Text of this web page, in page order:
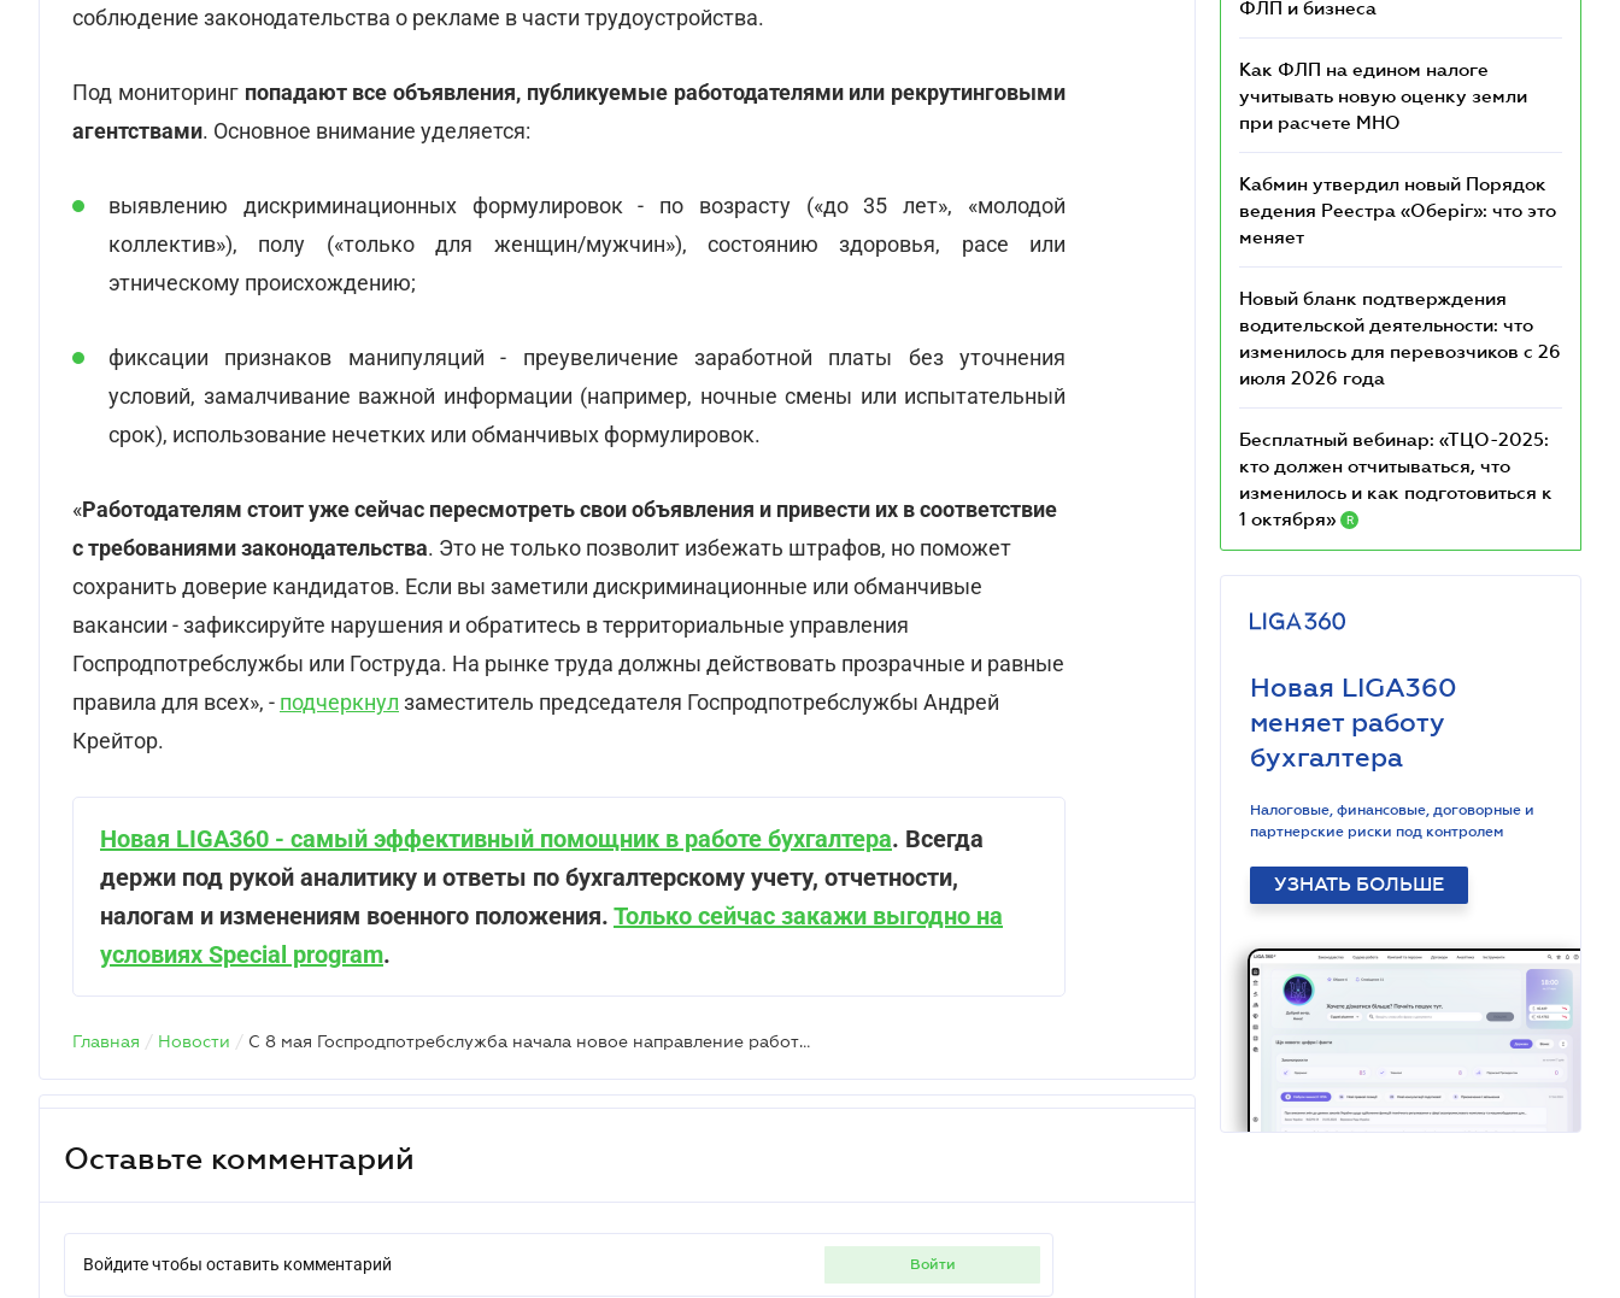
соблюдение законодательства о рекламе в части трудоустройства.
Под мониторинг попадают все объявления, публикуемые работодателями или рекрутинговыми
агентствами. Основное внимание уделяется:
выявлению дискриминационных формулировок - по возрасту («до 35 лет», «молодой
коллектив»), полу («только для женщин/мужчин»), состоянию здоровья, расе или
этническому происхождению;
фиксации признаков манипуляций - преувеличение заработной платы без уточнения
условий, замалчивание важной информации (например, ночные смены или испытательный
срок), использование нечетких или обманчивых формулировок.
«Работодателям стоит уже сейчас пересмотреть свои объявления и привести их в соответствие
с требованиями законодательства. Это не только позволит избежать штрафов, но поможет
сохранить доверие кандидатов. Если вы заметили дискриминационные или обманчивые
вакансии - зафиксируйте нарушения и обратитесь в территориальные управления
Госпродпотребслужбы или Гоструда. На рынке труда должны действовать прозрачные и равные
правила для всех», -подчеркнулзаместитель председателя Госпродпотребслужбы Андрей
Крейтор.
Новая LIGA360 - самый эффективный помощник в работе бухгалтера. Всегда
держи под рукой аналитику и ответы по бухгалтерскому учету, отчетности,
налогам и изменениям военного положения. Только сейчас закажи выгодно на
условиях Special program.
Главная / Новости / С 8 мая Госпродпотребслужба начала новое направление работы — работодателям приготовиться
Оставьте комментарий
Войдите чтобы оставить комментарий войти
ФЛП и бизнеса
Как ФЛП на едином налоге
учитывать новую оценку земли
при расчете МНО
Кабмин утвердил новый Порядок
ведения Реестра «Оберіг»: что это
меняет
Новый бланк подтверждения
водительской деятельности: что
изменилось для перевозчиков с 26
июля 2026 года
Бесплатный вебинар: «ТЦО-2025:
кто должен отчитываться, что
изменилось и как подготовиться к
1 октября»
R
Новая LIGA360
меняет работу
бухгалтера
Налоговые, финансовые, договорные и
партнерские риски под контролем
УЗНАТЬ БОЛЬШЕ